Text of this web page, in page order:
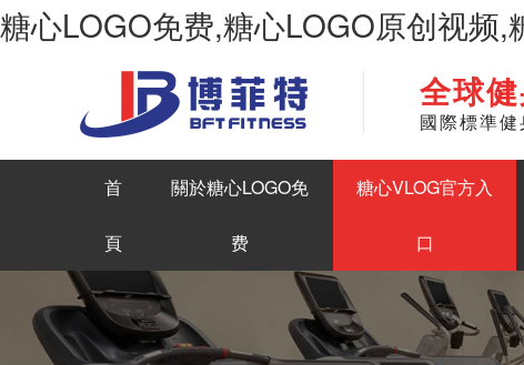
糖心LOGO免费,糖心LOGO原创视频
區最大商用健身房器材生產糖心LOGO原创视频 全球
國際標準
首
頁
關於糖心LOGO免
费
糖心VLOG官方入
口